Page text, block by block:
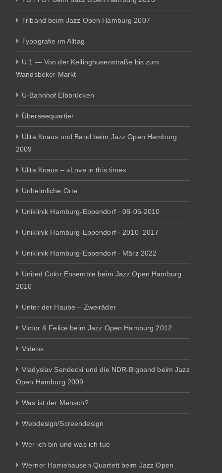
Triband beim Jazz Open Hamburg 2007
Typografie im Alltag
U 1 — Von der Kellinghusenstraße bis zum
Wandsbeker Markt
U-Bahnhof Elbbrücken
Überseequartier
Ulita Knaus und Band beim Jazz Open Hamburg
2009
Ulita Knaus – »Love in this time«
Unheimliche Orte
Uniklinik Hamburg-Eppendorf · 08-05-2010
Uniklinik Hamburg-Eppendorf · 2010–2017
Uniklinik Hamburg-Eppendorf · März 2022
United Color Ensemble beim Jazz Open Hamburg
2010
Unter der Haube – Zweiräder
Victor & Felice beim Jazz Open Hamburg 2012
Videos
Vladyslav Sendecki und die NDR-Bigband beim Jazz
Open Hamburg 2009
Was ist der Mensch?
Webdesign/Screendesign
Wer ich bin und was ich tue
Werner Harriehausen Quartett beim Jazz Open